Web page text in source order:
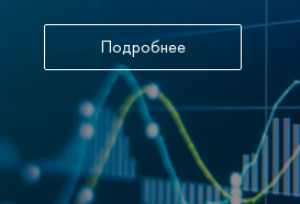
Подробнее